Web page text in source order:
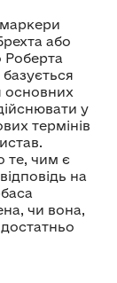
або
Роберта
основних
у
термінів
те, чим є
на
чи вона,